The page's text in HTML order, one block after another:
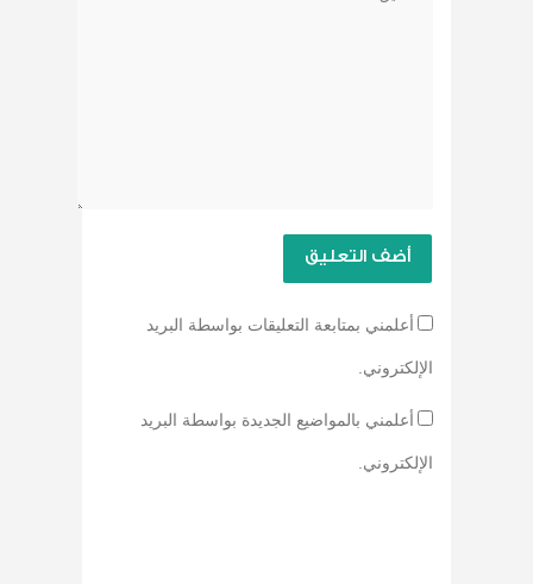
أعلمني بمتابعة التعليقات بواسطة البريد
الإلكتروني.
أعلمني بالمواضيع الجديدة بواسطة البريد
الإلكتروني.